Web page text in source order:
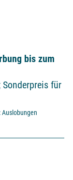
bis zum
für